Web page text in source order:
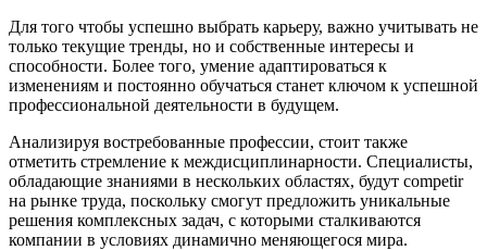
Для того чтобы успешно выбрать карьеру, важно учитывать не
только текущие тренды, но и собственные интересы и
способности. Более того, умение адаптироваться к
изменениям и постоянно обучаться станет ключом к успешной
профессиональной деятельности в будущем.
Анализируя востребованные профессии, стоит также
отметить стремление к междисциплинарности. Специалисты,
обладающие знаниями в нескольких областях, будут competir
на рынке труда, поскольку смогут предложить уникальные
решения комплексных задач, с которыми сталкиваются
компании в условиях динамично меняющегося мира.